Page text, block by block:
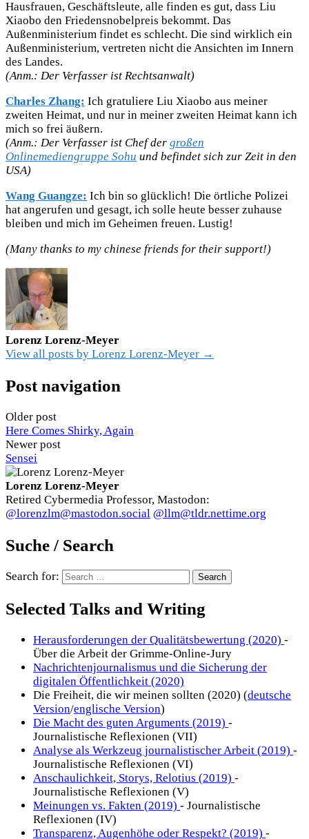
Hausfrauen, Geschäftsleute, alle finden es gut, dass Liu
Xiaobo den Friedensnobelpreis bekommt. Das
Außenministerium findet es schlecht. Die sind wirklich ein
Außenministerium, vertreten nicht die Ansichten im Innern
des Landes.
(Anm.: Der Verfasser ist Rechtsanwalt)
Charles Zhang: Ich gratuliere Liu Xiaobo aus meiner
zweiten Heimat, und nur in meiner zweiten Heimat kann ich
mich so frei äußern.
(Anm.: Der Verfasser ist Chef der großen
Onlinemediengruppe Sohu und befindet sich zur Zeit in den
USA)
Wang Guangze: Ich bin so glücklich! Die örtliche Polizei
hat angerufen und gesagt, ich solle heute besser zuhause
bleiben und mich im Geheimen freuen. Lustig!
(Many thanks to my chinese friends for their support!)
Lorenz Lorenz-Meyer
View all posts by Lorenz Lorenz-Meyer →
Post navigation
Older post
Here Comes Shirky, Again
Newer post
Sensei
Lorenz Lorenz-Meyer
Retired Cybermedia Professor, Mastodon:
@lorenzlm@mastodon.social @llm@tldr.nettime.org
Suche / Search
Search for:
Selected Talks and Writing
Herausforderungen der Qualitätsbewertung (2020) -
Über die Arbeit der Grimme-Online-Jury
Nachrichtenjournalismus und die Sicherung der
digitalen Öffentlichkeit (2020)
Die Freiheit, die wir meinen sollten (2020) (deutsche
Version/englische Version)
Die Macht des guten Arguments (2019) -
Journalistische Reflexionen (VII)
Analyse als Werkzeug journalistischer Arbeit (2019) -
Journalistische Reflexionen (VI)
Anschaulichkeit, Storys, Relotius (2019) -
Journalistische Reflexionen (V)
Meinungen vs. Fakten (2019) - Journalistische
Reflexionen (IV)
Transparenz, Augenhöhe oder Respekt? (2019) -